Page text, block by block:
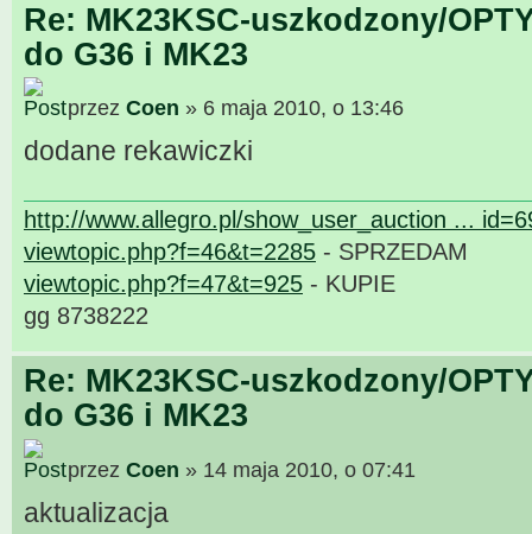
Re: MK23KSC-uszkodzony/
do G36 i MK23
przez Coen » 6 maja 2010, o 13:46
dodane rekawiczki
http://www.allegro.pl/show_user_auction ...
viewtopic.php?f=46&t=2285 - SPRZEDAM
viewtopic.php?f=47&t=925 - KUPIE
gg 8738222
Re: MK23KSC-uszkodzony/
do G36 i MK23
przez Coen » 14 maja 2010, o 07:41
aktualizacja